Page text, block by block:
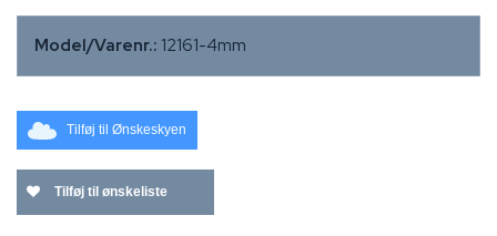
Model/Varenr.: 12161-4mm
Tilføj til Ønskeskyen
Tilføj til ønskeliste